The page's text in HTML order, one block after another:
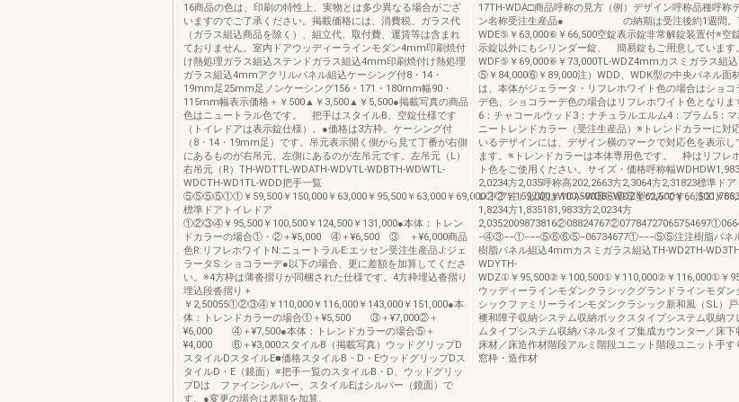
16商品の色は、印刷の特性上、実物とは多少異なる場合がござ
いますのでご了承ください。掲載価格には、消費税、ガラス代
（ガラス組込商品を除く）、組立代、取付費、運賃等は含まれ
ておりません。室内ドアウッディーラインモダン4mm印刷焼付
け熱処理ガラス組込ステンドガラス組込4mm印刷焼付け熱処理
ガラス組込4mmアクリルパネル組込ケーシング付8・14・
19mm足25mm足ノンケーシング156・171・180mm幅90・
115mm幅表示価格＋￥500▲￥3,500▲￥5,500●掲載写真の商品
色はニュートラル色です。 把手はスタイルB、空錠仕様です
（トイレドアは表示錠仕様）。●価格は3方枠、ケーシング付
（8・14・19mm足）です。吊元表示開く側から見て丁番が右側
にあるものが右吊元、左側にあるのが左吊元です。左吊元（L）
右吊元（R）TH-WDTTL-WDATH-WDVTL-WDBTH-WDWTL-
WDCTH-WD1TL-WDD把手一覧
⑤⑤⑤⑤①①￥59,500￥150,000￥63,000￥95,500￥63,000￥69,000②②￥159,000￥100,500⑥⑥⑥⑥￥62,500￥66,500￥
標準ドアトイレドア
①②③④￥95,500￥100,500￥124,500￥131,000●本体：トレン
ドカラーの場合①・②＋¥5,000 ④＋¥6,500 ③ ＋¥6,000商品
色R:リフレホワイトN:ニュートラルE:エッセン受注生産品J:ジェ
ラータS:ショコラーデ●以下の場合、更に差額を加算してくださ
い。※4方枠は薄沓摺りが同梱された仕様です。4方枠埋込沓摺り
埋込段沓摺り＋
￥2,50055①②③④￥110,000￥116,000￥143,000￥151,000●本
体：トレンドカラーの場合①＋¥5,500 ③＋¥7,000②＋
¥6,000 ④＋¥7,500●本体：トレンドカラーの場合⑤＋
¥4,000 ⑥＋¥3,000スタイルB（掲載写真）ウッドグリップD
スタイルDスタイルE■価格スタイルB・D・EウッドグリップDス
タイルD・E（鏡面）※把手一覧のスタイルB・D、ウッドグリッ
プDは ファインシルバー、スタイルEはシルバー（鏡面）で
す。●変更の場合は差額を加算。
17TH-WDA□商品呼称の見方（例）デザイン呼称品種呼称
ン名称受注生産品● の納期は受注後約1週間。
WDE⑤￥63,000⑥￥66,500空錠表示錠非常解錠装置付※空
示錠以外にもシリンダー錠、 簡易錠もご用意しています
WDF⑤￥69,000⑥￥73,000TL-WDZ4mmカスミガラス組込
⑤￥84,000⑥￥89,000注）WDD、WDK型の中央パネル面
は、本体がジェラータ・リフレホワイト色の場合はショコ
デ色、ショコラーデ色の場合はリフレホワイト色となりま
6：チャコールウッド3：ナチュラルエルム4：プラム5：
ニートレンドカラー（受注生産品）※トレンドカラーに対
いるデザインには、デザイン横のマークで対応色を表示し
ます。※トレンドカラーは本体専用色です。 枠はリフレ
ト色をご使用ください。サイズ・価格呼称幅
2,0234方2,035呼称高202,2663方2,3064方2,31823標準ドア
レドア注）設定はWDA･WDB･WDZ型のみです。注
1,8234方1,835181,9833方2,0234方
−④③−−①−−−⑤⑥⑥⑤−06734677①−−−⑤⑤注注樹脂パネ
樹脂パネル組込4mmカスミガラス組込TH-WD2TH-
WDYTH-
WDZ①￥95,500②￥100,500①￥110,000②￥116,000①￥
ウッディーラインモダンクラシックグランドラインモダン
シックファミリーラインモダンクラシック新和風（SL）
襖和障子収納システム収納ボックスタイプシステム収納フ
ムタイプシステム収納パネルタイプ集成カウンター／床下
床材／床造作材階段アルミ階段ユニット階段ユニット手す
窓枠・造作材